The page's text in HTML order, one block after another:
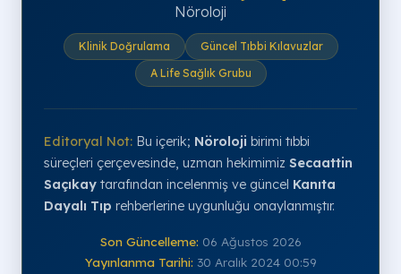
Nöroloji
Klinik Doğrulama
Güncel Tıbbi Kılavuzlar
A Life Sağlık Grubu
Editoryal Not: Bu içerik; Nöroloji birimi tıbbi
süreçleri çerçevesinde, uzman hekimimiz Secaattin
Saçıkay tarafından incelenmiş ve güncel Kanıta
Dayalı Tıp rehberlerine uygunluğu onaylanmıştır.
Son Güncelleme: 06 Ağustos 2026
Yayınlanma Tarihi: 30 Aralık 2024 00:59